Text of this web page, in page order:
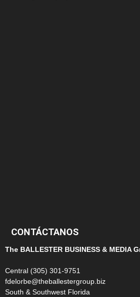
CONTÁCTANOS
The BALLESTER BUSINESS & MEDIA
Central (305) 301-9751
fdelorbe@theballestergroup.biz
South & Southwest Florida